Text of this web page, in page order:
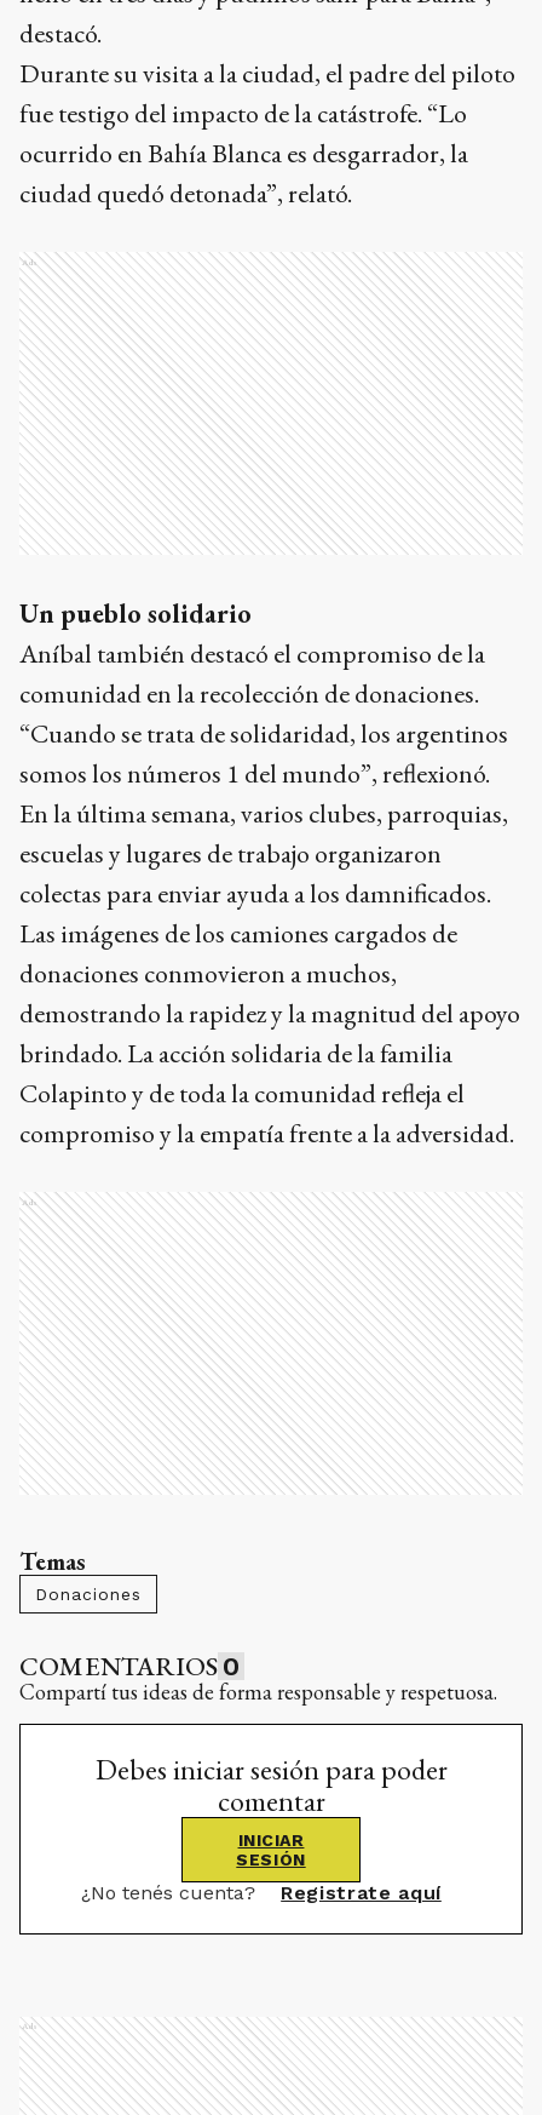
destacó.
Durante su visita a la ciudad, el padre del piloto
fue testigo del impacto de la catástrofe. “Lo
ocurrido en Bahía Blanca es desgarrador, la
ciudad quedó detonada”, relató.
Ads
Un pueblo solidario
Aníbal también destacó el compromiso de la
comunidad en la recolección de donaciones.
“Cuando se trata de solidaridad, los argentinos
somos los números 1 del mundo”, reflexionó.
En la última semana, varios clubes, parroquias,
escuelas y lugares de trabajo organizaron
colectas para enviar ayuda a los damnificados.
Las imágenes de los camiones cargados de
donaciones conmovieron a muchos,
demostrando la rapidez y la magnitud del apoyo
brindado. La acción solidaria de la familia
Colapinto y de toda la comunidad refleja el
compromiso y la empatía frente a la adversidad.
Ads
Temas
Donaciones
COMENTARIOS 0
Compartí tus ideas de forma responsable y respetuosa.
Debes iniciar sesión para poder
comentar
INICIAR
SESIÓN
¿No tenés cuenta? Registrate aquí
Ads